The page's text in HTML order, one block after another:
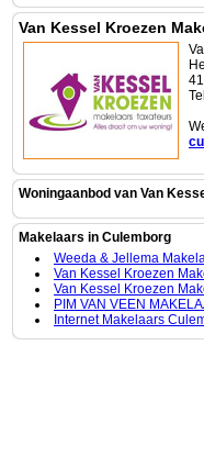
Van Kessel Kroezen
Woningaanbod van Van
Makelaars in Culemborg
Weeda & Jellema
Van Kessel Kroezen
Van Kessel Kroezen
PIM VAN VEEN
Internet Makelaars